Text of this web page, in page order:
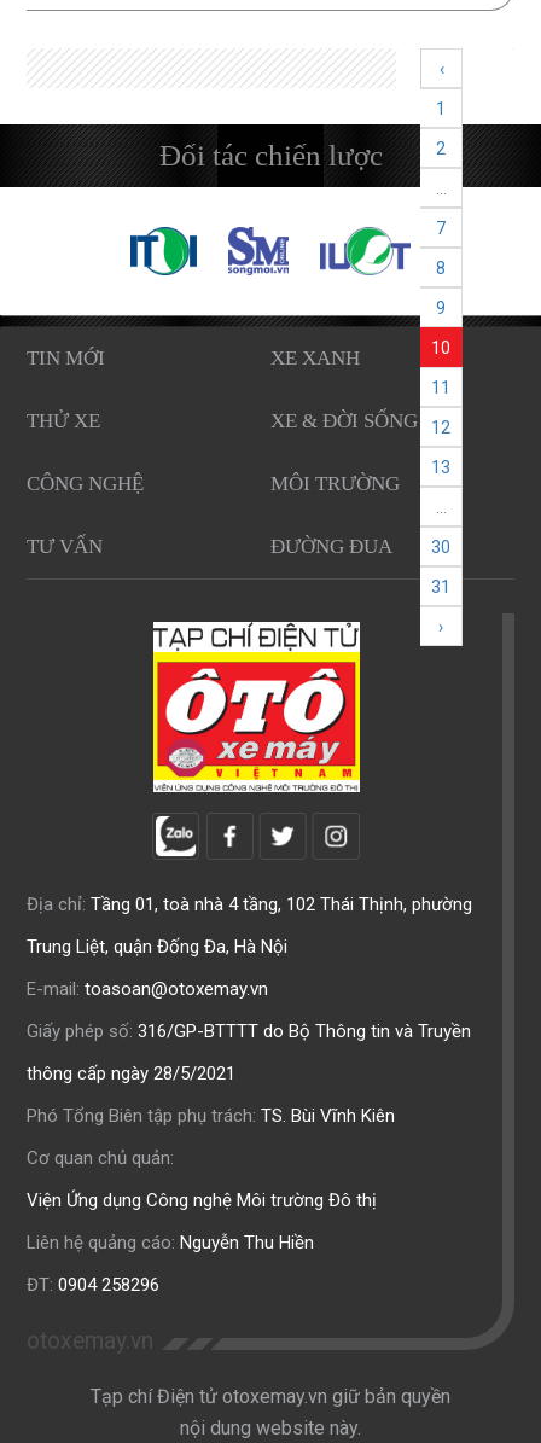
cảnh giá xăng dầu diễn biến phức tạp.
‹
1
2
7
8
9
10
11
12
13
30
31
›
Đối tác chiến lược
TIN MỚI XE XANH
THỬ XE XE & ĐỜI SỐNG
CÔNG NGHỆ MÔI TRƯỜNG
TƯ VẤN ĐƯỜNG ĐUA
Địa chỉ: Tầng 01, toà nhà 4 tầng, 102 Thái Thịnh, phường
Trung Liệt, quận Đống Đa, Hà Nội
E-mail: toasoan@otoxemay.vn
Giấy phép số: 316/GP-BTTTT do Bộ Thông tin và Truyền
thông cấp ngày 28/5/2021
Phó Tổng Biên tập phụ trách: TS. Bùi Vĩnh Kiên
Cơ quan chủ quản:
Viện Ứng dụng Công nghệ Môi trường Đô thị
Liên hệ quảng cáo: Nguyễn Thu Hiền
ĐT: 0904 258296
otoxemay.vn
Tạp chí Điện tử otoxemay.vn giữ bản quyền
nội dung website này.